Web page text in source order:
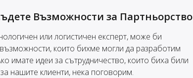
Възможности за Партньорство
или логистичен експерт, може би
които бихме могли да разработим
имате идеи за сътрудничество, които биха били
нашите клиенти, нека поговорим.